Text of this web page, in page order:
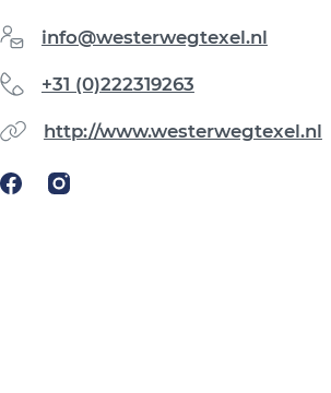
info@westerwegtexel.nl
+31 (0)222319263
http://www.westerwegtexel.nl